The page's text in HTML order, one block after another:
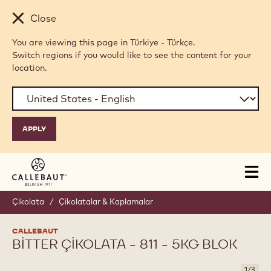
Skip to main content
Close
You are viewing this page in Türkiye - Türkçe.
Switch regions if you would like to see the content for your
location.
Çikolata / Çikolatalar & Kaplamalar
CALLEBAUT
BITTER ÇIKOLATA - 811 - 5KG BLOK